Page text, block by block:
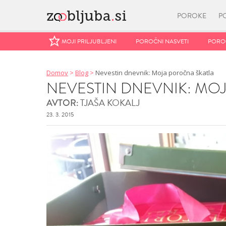
POROKE
MOJI PRILJUBLJENI POROČNI NASVETI
MOJI PRILJUBLJENI POROČNI NASVETI
Domov > Blog > Nevestin dnevnik: Moja poročna škatla
NEVESTIN DNEVNIK:
AVTOR:TJAŠA KOKALJ
23. 3. 2015